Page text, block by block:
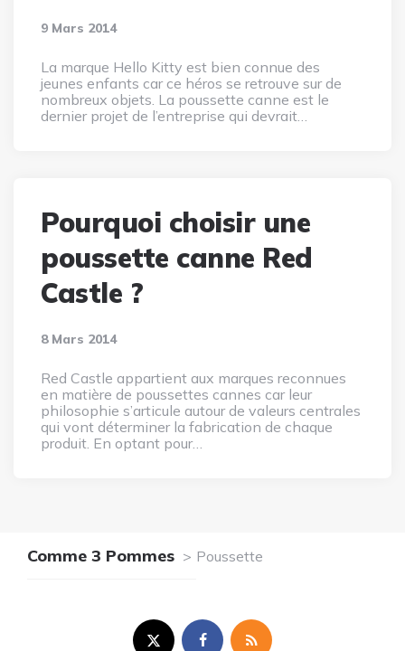
9 Mars 2014
La marque Hello Kitty est bien connue des
jeunes enfants car ce héros se retrouve sur de
nombreux objets. La poussette canne est le
dernier projet de l’entreprise qui devrait…
Pourquoi choisir une
poussette canne Red
Castle ?
8 Mars 2014
Red Castle appartient aux marques reconnues
en matière de poussettes cannes car leur
philosophie s’articule autour de valeurs centrales
qui vont déterminer la fabrication de chaque
produit. En optant pour…
Comme 3 Pommes Poussette